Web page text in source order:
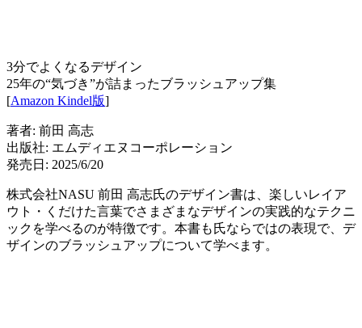
3分でよくなるデザイン
25年の“気づき”が詰まったブラッシュアップ集
[Amazon Kindel版]
著者: 前田 高志
出版社: エムディエヌコーポレーション
発売日: 2025/6/20
株式会社NASU 前田 高志氏のデザイン書は、楽しいレイア
ウト・くだけた言葉でさまざまなデザインの実践的なテクニ
ックを学べるのが特徴です。本書も氏ならではの表現で、デ
ザインのブラッシュアップについて学べます。